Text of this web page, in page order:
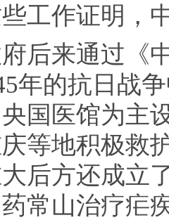
工作证明，
来通过《中
年的抗日战
国医馆为主
等地积极救
后方还成立
常山治疗疟